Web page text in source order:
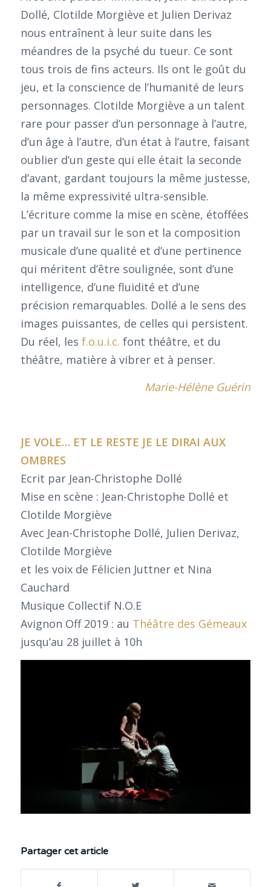
Dollé, Clotilde Morgiève et Julien Derivaz
nous entraînent à leur suite dans les
méandres de la psyché du tueur. Ce sont
tous trois de fins acteurs. Ils ont le goût du
jeu, et la conscience de l’humanité de leurs
personnages. Clotilde Morgiève a un talent
rare pour passer d’un personnage à l’autre,
d’un âge à l’autre, d’un état à l’autre, faisant
oublier d’un geste qui elle était la seconde
d’avant, gardant toujours la même justesse,
la même expressivité ultra-sensible.
L’écriture comme la mise en scène, étoffées
par un travail sur le son et la composition
musicale d’une qualité et d’une pertinence
qui méritent d’être soulignée, sont d’une
intelligence, d’une fluidité et d’une
précision remarquables. Dollé a le sens des
images puissantes, de celles qui persistent.
Du réel, les f.o.u.i.c. font théâtre, et du
théâtre, matière à vibrer et à penser.
Marie-Hélène Guérin
JE VOLE… ET LE RESTE JE LE DIRAI AUX
OMBRES
Ecrit par Jean-Christophe Dollé
Mise en scène : Jean-Christophe Dollé et
Clotilde Morgiève
Avec Jean-Christophe Dollé, Julien Derivaz,
Clotilde Morgiève
et les voix de Félicien Juttner et Nina
Cauchard
Musique Collectif N.O.E
Avignon Off 2019 : au Théâtre des Gémeaux
jusqu’au 28 juillet à 10h
Partager cet article